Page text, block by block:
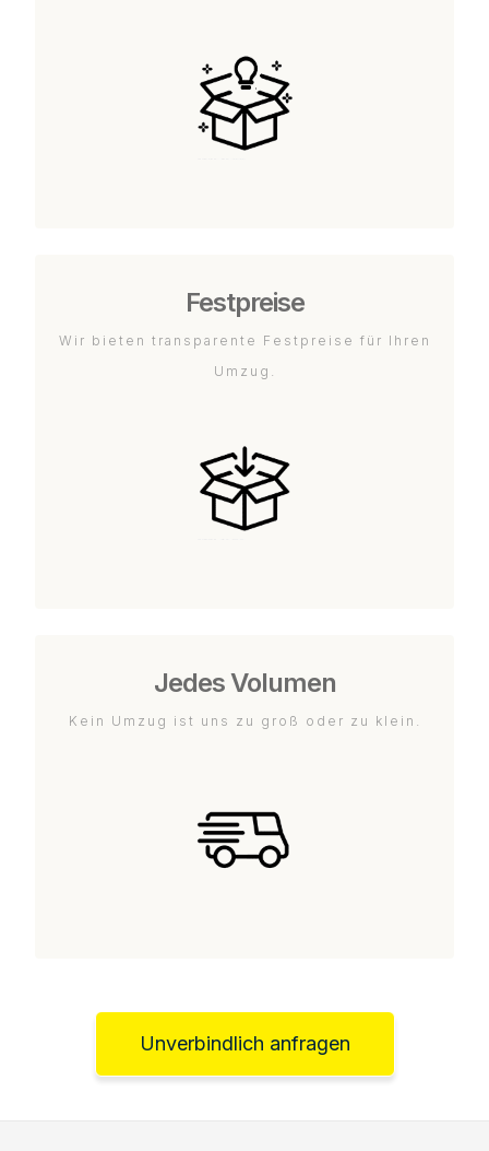
Festpreise
Wir bieten transparente Festpreise für Ihren
Umzug.
Jedes Volumen
Kein Umzug ist uns zu groß oder zu klein.
Unverbindlich anfragen